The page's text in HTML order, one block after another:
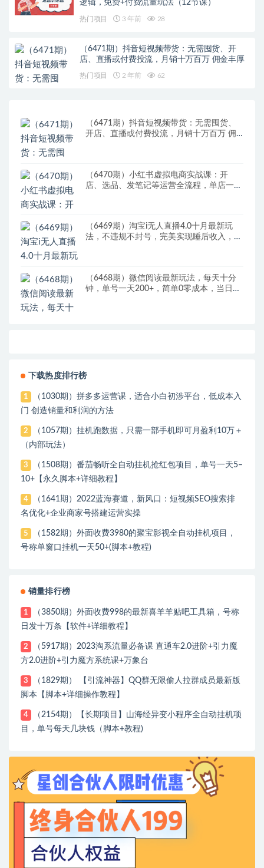
逻辑，免费+付费流量玩法（12节课）
热门项目 3 年前 28
（6471期）抖音短视频带货：无需囤货、开
店、直播或付费投流，月销十万百万 佣金丰厚
热门项目 2 年前 62
（6471期）抖音短视频带货：无需囤货、
开店、直播或付费投流，月销十万百万 佣
（6470期）小红书虚拟电商实战课：开
店、选品、发笔记等运营全流程，单店一天
（6469期）淘宝i无人直播4.0十月最新玩
法，不违规不封号，完美实现睡后收入，日
（6468期）微信阅读最新玩法，每天十分
钟，单号一天200+，简单0零成本，当日提
下载热度排行榜
1
（1030期）拼多多运营课，适合小白初涉平台，低成本入
门 创造销量和利润的方法
2
（1057期）挂机跑数据，只需一部手机即可月盈利10万＋
（内部玩法）
3
（1508期）番茄畅听全自动挂机抢红包项目，单号一天5–
10+【永久脚本+详细教程】
4
（1641期）2022蓝海赛道，新风口：短视频SEO搜索排
名优化+企业商家号搭建运营实操
5
（1582期）外面收费3980的聚宝影视全自动挂机项目，
号称单窗口挂机一天50+(脚本+教程)
销量排行榜
1
（3850期）外面收费998的最新喜羊羊贴吧工具箱，号称
日发十万条【软件+详细教程】
2
（5917期）2023淘系流量必备课 直通车2.0进阶+引力魔
方2.0进阶+引力魔方系统课+万象台
3
（1829期） 【引流神器】QQ群无限偷人拉群成员最新版
脚本【脚本+详细操作教程】
4
（2154期）【长期项目】山海经异变小程序全自动挂机项
目，单号每天几块钱（脚本+教程)